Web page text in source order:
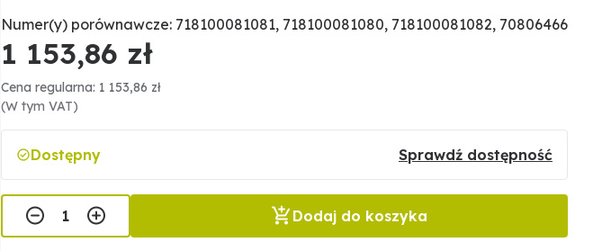
Numer(y) porównawcze: 718100081081, 718100081080, 718100081082, 70806466
1 153,86 zł
Cena regularna: 1 153,86 zł
(W tym VAT)
Dostępny Sprawdź dostępność
Dodaj do koszyka